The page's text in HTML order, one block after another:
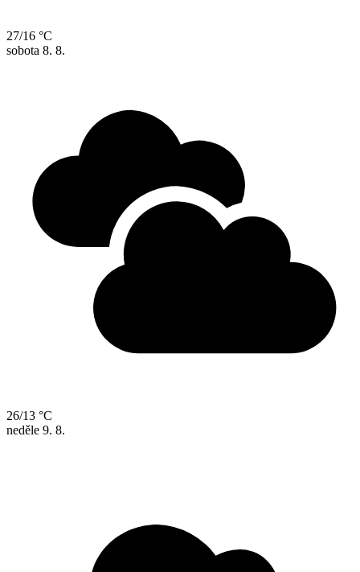
27/16 °C
sobota 8. 8.
26/13 °C
neděle 9. 8.